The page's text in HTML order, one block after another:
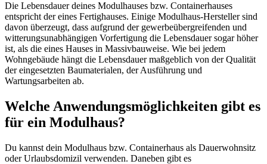
Die Lebensdauer deines Modulhauses bzw. Containerhauses
entspricht der eines Fertighauses. Einige Modulhaus-Hersteller sind
davon überzeugt, dass aufgrund der gewerbeübergreifenden und
witterungsunabhängigen Vorfertigung die Lebensdauer sogar höher
ist, als die eines Hauses in Massivbauweise. Wie bei jedem
Wohngebäude hängt die Lebensdauer maßgeblich von der Qualität
der eingesetzten Baumaterialen, der Ausführung und
Wartungsarbeiten ab.
Welche Anwendungsmöglichkeiten gibt es
für ein Modulhaus?
Du kannst dein Modulhaus bzw. Containerhaus als Dauerwohnsitz
oder Urlaubsdomizil verwenden. Daneben gibt es